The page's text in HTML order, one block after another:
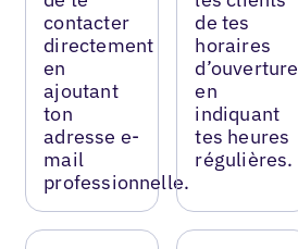
contacter
directement
en
ajoutant
ton
adresse e-
mail
professionnelle.
de tes
horaires
d’ouverture
en
indiquant
tes heures
régulières.